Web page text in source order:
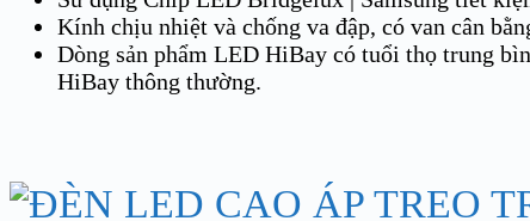
Kính chịu nhiệt và chống va đập, có van cân
Dòng sản phẩm LED HiBay có tuổi thọ trung
HiBay thông thường.